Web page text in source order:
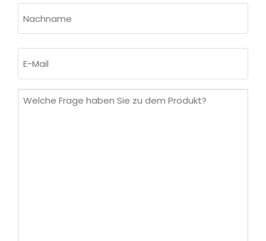
Vorname
Mail
Welche